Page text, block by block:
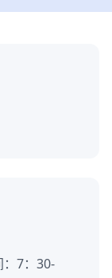
：7：30-